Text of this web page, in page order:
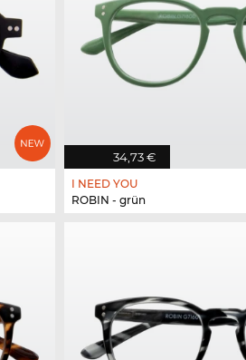
34,73 €
I NEED YOU
ROBIN - grün